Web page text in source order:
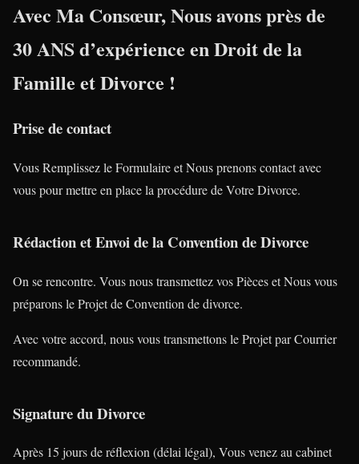
Avec Ma Consœur, Nous avons près de
30 ANSd’expérience enDroit de la
Famille etDivorce !
Prise de contact
Vous Remplissez le Formulaire et Nous prenons contact avec
vous pour mettre en place la procédure de Votre Divorce.
Rédaction et Envoi de la Convention de Divorce
On se rencontre. Vous nous transmettez vos Pièces et Nous vous
préparons le Projet de Convention de divorce.
Avec votre accord, nous vous transmettons le Projet par Courrier
recommandé.
Signature du Divorce
Après 15 jours de réflexion (délai légal), Vous venez au cabinet